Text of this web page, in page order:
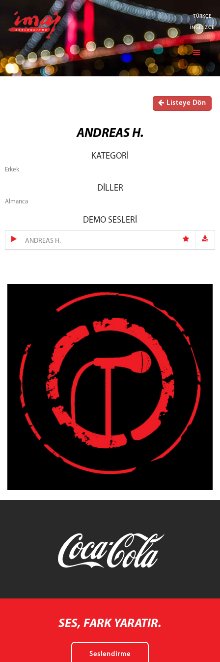
TÜRKÇE
İNGİLİZCE
Listeye Dön
ANDREAS H.
KATEGORİ
Erkek
DİLLER
Almanca
DEMO SESLERİ
ANDREAS H.
SES, FARK YARATIR.
Seslendirme